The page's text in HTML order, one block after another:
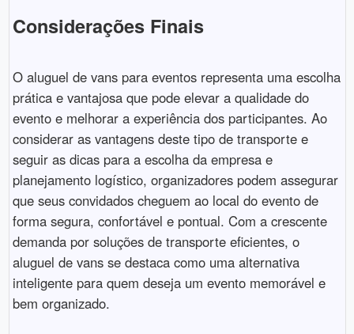
Considerações Finais
O aluguel de vans para eventos representa uma escolha
prática e vantajosa que pode elevar a qualidade do
evento e melhorar a experiência dos participantes. Ao
considerar as vantagens deste tipo de transporte e
seguir as dicas para a escolha da empresa e
planejamento logístico, organizadores podem assegurar
que seus convidados cheguem ao local do evento de
forma segura, confortável e pontual. Com a crescente
demanda por soluções de transporte eficientes, o
aluguel de vans se destaca como uma alternativa
inteligente para quem deseja um evento memorável e
bem organizado.